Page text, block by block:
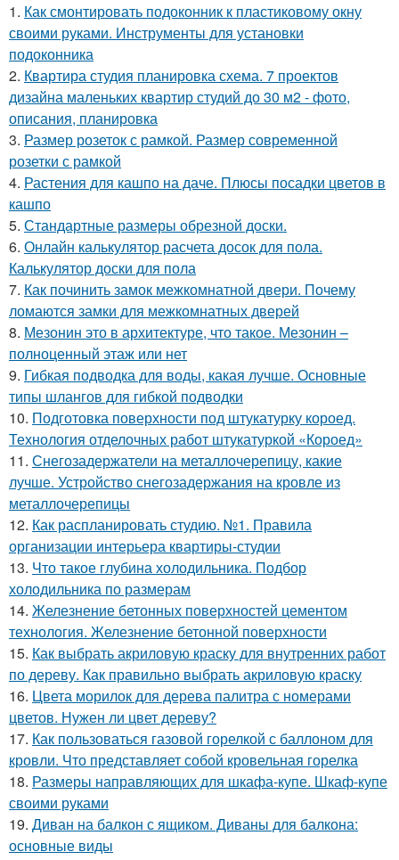
1. Как смонтировать подоконник к пластиковому окну
своими руками. Инструменты для установки
подоконника
2. Квартира студия планировка схема. 7 проектов
дизайна маленьких квартир студий до 30 м2 - фото,
описания, планировка
3. Размер розеток с рамкой. Размер современной
розетки с рамкой
4. Растения для кашпо на даче. Плюсы посадки цветов в
кашпо
5. Стандартные размеры обрезной доски.
6. Онлайн калькулятор расчета досок для пола.
Калькулятор доски для пола
7. Как починить замок межкомнатной двери. Почему
ломаются замки для межкомнатных дверей
8. Мезонин это в архитектуре, что такое. Мезонин –
полноценный этаж или нет
9. Гибкая подводка для воды, какая лучше. Основные
типы шлангов для гибкой подводки
10. Подготовка поверхности под штукатурку короед.
Технология отделочных работ штукатуркой «Короед»
11. Снегозадержатели на металлочерепицу, какие
лучше. Устройство снегозадержания на кровле из
металлочерепицы
12. Как распланировать студию. №1. Правила
организации интерьера квартиры-студии
13. Что такое глубина холодильника. Подбор
холодильника по размерам
14. Железнение бетонных поверхностей цементом
технология. Железнение бетонной поверхности
15. Как выбрать акриловую краску для внутренних работ
по дереву. Как правильно выбрать акриловую краску
16. Цвета морилок для дерева палитра с номерами
цветов. Нужен ли цвет дереву?
17. Как пользоваться газовой горелкой с баллоном для
кровли. Что представляет собой кровельная горелка
18. Размеры направляющих для шкафа-купе. Шкаф-купе
своими руками
19. Диван на балкон с ящиком. Диваны для балкона:
основные виды